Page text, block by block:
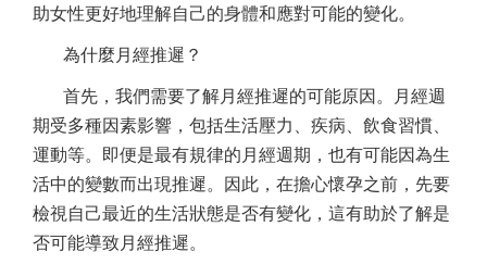
助女性更好地理解自己的身體和應對可能的變化。
為什麼月經推遲？
首先，我們需要了解月經推遲的可能原因。月經週
期受多種因素影響，包括生活壓力、疾病、飲食習慣、
運動等。即便是最有規律的月經週期，也有可能因為生
活中的變數而出現推遲。因此，在擔心懷孕之前，先要
檢視自己最近的生活狀態是否有變化，這有助於了解是
否可能導致月經推遲。